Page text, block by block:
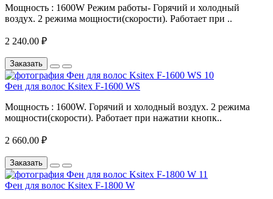
Мощность : 1600W Режим работы- Горячий и холодный
воздух. 2 режима мощности(скорости). Работает при ..
2 240.00 ₽
Заказать
Фен для волос Ksitex F-1600 WS
Мощность : 1600W. Горячий и холодный воздух. 2 режима
мощности(скорости). Работает при нажатии кнопк..
2 660.00 ₽
Заказать
Фен для волос Ksitex F-1800 W